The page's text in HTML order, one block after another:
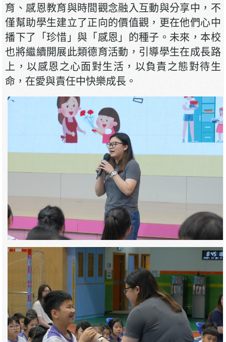
育、感恩教育與時間觀念融入互動與分享中，不
僅幫助學生建立了正向的價值觀，更在他們心中
播下了「珍惜」與「感恩」的種子。未來，本校
也將繼續開展此類德育活動，引導學生在成長路
上，以感恩之心面對生活，以負責之態對待生
命，在愛與責任中快樂成長。